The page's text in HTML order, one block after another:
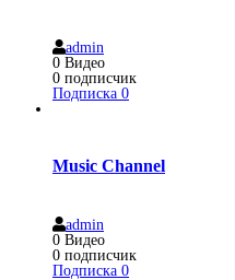
admin
0 Видео
0 подписчик
Подписка 0
Music Channel
admin
0 Видео
0 подписчик
Подписка 0